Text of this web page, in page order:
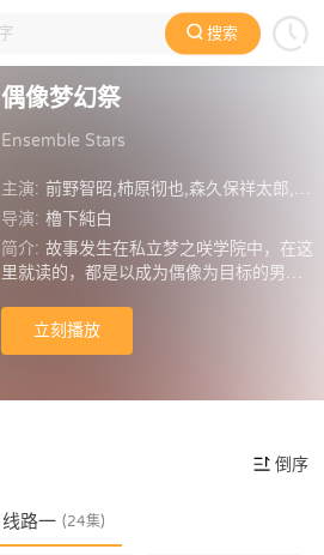
搜索
国产动漫
偶像梦幻祭
Ensemble Stars
主演: 前野智昭,柿原彻也,森久保祥太郎,梶裕贵,绿川光,江口拓也,村瀬步,桥本晃太朗,梅原裕一郎,神尾晋一郎,神永圭佑,增田俊树,细贝圭,小野贤章,羽多野涉,浅沼晋太郎,伊藤真,山下大辉,北村谅,土田玲央,帆世雄一,西山宏太朗,中岛良树,渡边拓海,新田杏树,米内佑希,池田纯矢,比留间俊哉,高坂知也,齐藤壮马,高桥广树,大须贺纯,野岛健儿,石川界人,山本和臣,鸟海浩辅,诹访部顺一,花江夏树,内田雄马,樋柴智康,驹田航
导演: 櫓下純白
简介: 故事发生在私立梦之咲学院中，在这
里就读的，都是以成为偶像为目标的男孩
鹰北斗（细谷佳正 配音）、个性大大咧
咧，拥有着极富感染力的笑容的明星昴流
真绪（梶裕贵 配音），这四个性格迥异的
每天都在元气满满的进行着训练。在学院
中，有着名为梦幻祭的比赛，各个偶像团
立刻播放
倒序
线路一 (24集)